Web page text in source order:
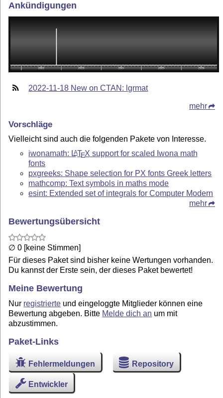
Ankündigungen
2022-11-18 New on CTAN: lgrmat
mehr
Vorschläge
Vielleicht sind auch die folgenden Pakete von Interesse.
iwonamath: LATEX support for scaled Iwona math
fonts
pxgreeks: Shape selection for PX fonts Greek letters
mathcomp: Text symbols in maths mode
esint: Extended set of integrals for Computer Modern
mehr
Bewertungsübersicht
∅ 0 [keine Stimmen]
Für dieses Paket sind bisher keine Wertungen vorhanden.
Du kannst der Erste sein, der dieses Paket bewertet!
Meine Bewertung
Nur registrierte und eingeloggte Mitglieder können eine
Bewertung abgeben. Bitte Melde dich an um mit
abzustimmen.
Paket-Links
Fehlermeldungen Repository
Entwickler